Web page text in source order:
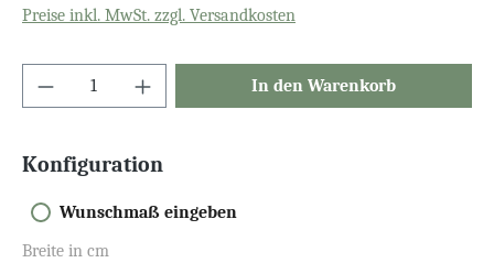
Preise inkl. MwSt. zzgl. Versandkosten
In den Warenkorb
Konfiguration
Wunschmaß eingeben
Breite in cm